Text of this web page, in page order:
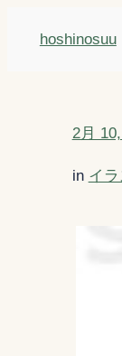
hoshinosuu
2月
in イラ